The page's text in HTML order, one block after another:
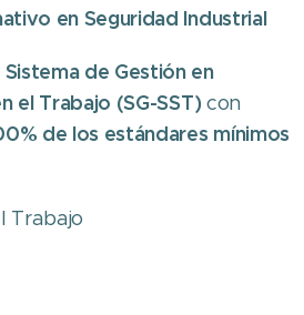
en Seguridad Industrial
Sistema de Gestión en
el Trabajo (SG-SST)con
de los estándares mínimos
Trabajo